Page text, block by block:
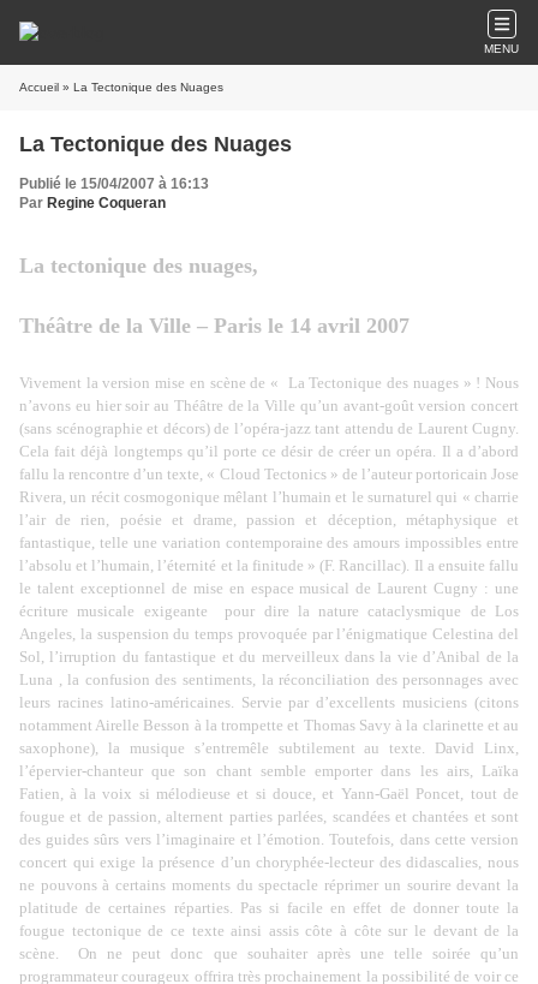
MENU
Accueil » La Tectonique des Nuages
La Tectonique des Nuages
Publié le 15/04/2007 à 16:13
Par Regine Coqueran
La tectonique des nuages,
Théâtre de la Ville – Paris le 14 avril 2007
Vivement la version mise en scène de « La Tectonique des nuages » ! Nous
n’avons eu hier soir au Théâtre de la Ville qu’un avant-goût version concert
(sans scénographie et décors) de l’opéra-jazz tant attendu de Laurent Cugny.
Cela fait déjà longtemps qu’il porte ce désir de créer un opéra. Il a d’abord
fallu la rencontre d’un texte, « Cloud Tectonics » de l’auteur portoricain Jose
Rivera, un récit cosmogonique mêlant l’humain et le surnaturel qui « charrie
l’air de rien, poésie et drame, passion et déception, métaphysique et
fantastique, telle une variation contemporaine des amours impossibles entre
l’absolu et l’humain, l’éternité et la finitude » (F. Rancillac). Il a ensuite fallu
le talent exceptionnel de mise en espace musical de Laurent Cugny : une
écriture musicale exigeante
pour dire la nature cataclysmique de Los
Angeles, la suspension du temps provoquée par l’énigmatique Celestina del
Sol, l’irruption du fantastique et du merveilleux dans la vie d’Anibal de la
Luna , la confusion des sentiments, la réconciliation des personnages avec
leurs racines latino-américaines. Servie par d’excellents musiciens (citons
notamment Airelle Besson à la trompette et Thomas Savy à la clarinette et au
saxophone), la musique s’entremêle subtilement au texte. David Linx,
l’épervier-chanteur que son chant semble emporter dans les airs, Laïka
Fatien, à la voix si mélodieuse et si douce, et Yann-Gaël Poncet, tout de
fougue et de passion, alternent parties parlées, scandées et chantées et sont
des guides sûrs vers l’imaginaire et l’émotion. Toutefois, dans cette version
concert qui exige la présence d’un choryphée-lecteur des didascalies, nous
ne pouvons à certains moments du spectacle réprimer un sourire devant la
platitude de certaines réparties. Pas si facile en effet de donner toute la
fougue tectonique de ce texte ainsi assis côte à côte sur le devant de la
scène.
On ne peut donc que souhaiter après une telle soirée qu’un
programmateur courageux offrira très prochainement la possibilité de voir ce